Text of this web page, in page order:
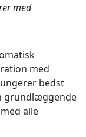
med
med
bedst
grundlæggende
alle